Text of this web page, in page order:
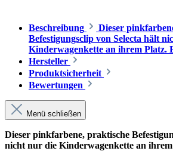
Beschreibung
Dieser
Befestigungsclip von Selecta hält
Kinderwagenkette an ihrem Platz.
Hersteller
Produktsicherheit
Bewertungen
Menü schließen
Dieser pinkfarbene, praktische
nicht nur die Kinderwagenkette an